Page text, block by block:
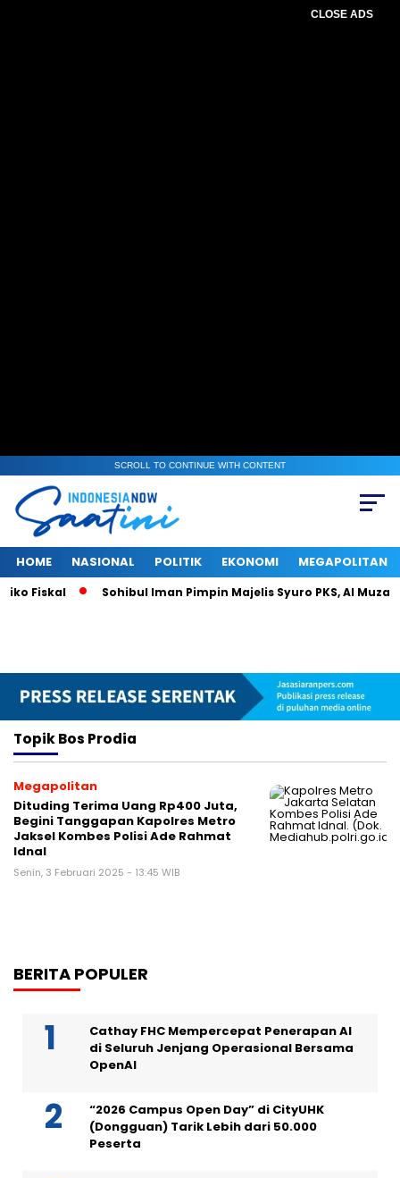
CLOSE ADS
SCROLL TO CONTINUE WITH CONTENT
HOME NASIONAL POLITIK EKONOMI MEGAPOLITAN
Fiskal Sohibul Iman Pimpin Majelis Syuro PKS, Al
TopikBos Prodia
Megapolitan
Dituding Terima Uang Rp400 Juta,
Begini Tanggapan Kapolres Metro
Jaksel Kombes Polisi Ade Rahmat
Idnal
Senin, 3 Februari 2025 - 13:45 WIB
BERITA POPULER
Cathay FHC Mempercepat Penerapan AI
di Seluruh Jenjang Operasional Bersama
OpenAI
“2026 Campus Open Day” di CityUHK
(Dongguan) Tarik Lebih dari 50.000
Peserta